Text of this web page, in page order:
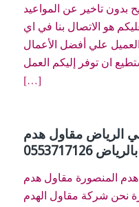
بدون تاخير عن المواعيد
هو الاتصال بنا في اي
علي أفضل الأعمال
ان توفر إليكم العمل
[…]
الرياض مقاول هدم
المنصورة مقاول هدم
نحن شركة مقاول الهدم